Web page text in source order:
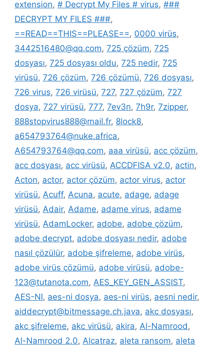
extension, # Decrypt My Files # virus, ###
DECRYPT MY FILES ###,
==READ==THIS==PLEASE==, 0000 virüs,
3442516480@qq.com, 725 çözüm, 725
dosyası, 725 dosyası oldu, 725 nedir, 725
virüsü, 726 çözüm, 726 çözümü, 726 dosyası,
726 virus, 726 virüsü, 727, 727 çözüm, 727
dosya, 727 virüsü, 777, 7ev3n, 7h9r, 7zipper,
888stopvirus888@mail.fr, 8lock8,
a654793764@nuke.africa,
A654793764@qq.com, aaa virüsü, acc çözüm,
acc dosyası, acc virüsü, ACCDFISA v2.0, actin,
Acton, actor, actor çözüm, actor virus, actor
virüsü, Acuff, Acuna, acute, adage, adage
virüsü, Adair, Adame, adame virus, adame
virüsü, AdamLocker, adobe, adobe çözüm,
adobe decrypt, adobe dosyası nedir, adobe
nasıl çözülür, adobe şifreleme, adobe virüs,
adobe virüs çözümü, adobe virüsü, adobe-
123@tutanota.com, AES_KEY_GEN_ASSIST,
AES-NI, aes-ni dosya, aes-ni virüs, aesni nedir,
aiddecrypt@bitmessage.ch.java, akc dosyası,
akc şifreleme, akc virüsü, akira, Al-Namrood,
Al-Namrood 2.0, Alcatraz, aleta ransom, aleta